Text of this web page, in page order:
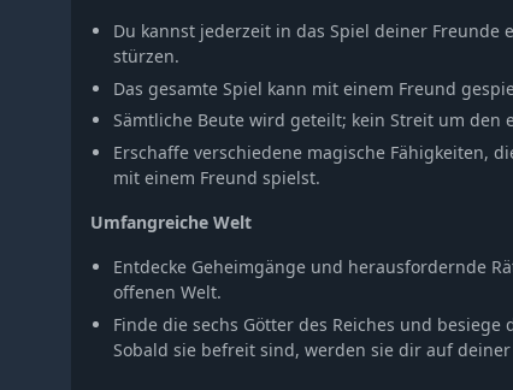
Du kannst jederzeit in das Spiel deiner Freunde
stürzen.
Das gesamte Spiel kann mit einem Freund
Sämtliche Beute wird geteilt; kein Streit um den
Erschaffe verschiedene magische Fähigkeiten,
mit einem Freund spielst.
Umfangreiche Welt
Entdecke Geheimgänge und herausfordernde
offenen Welt.
Finde die sechs Götter des Reiches und
Sobald sie befreit sind, werden sie dir auf